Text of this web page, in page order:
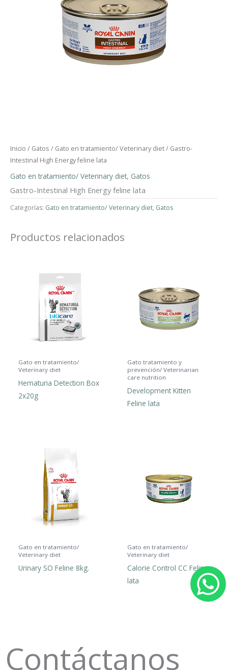
Inicio / Gatos / Gato en tratamiento/ Veterinary diet/ Gastro-
Intestinal High Energy feline lata
Gato en tratamiento/ Veterinary diet, Gatos
Gastro-Intestinal High Energy feline lata
Categorías: Gato en tratamiento/ Veterinary diet, Gatos
Productos relacionados
Gato en tratamiento/
Veterinary diet
Hematuria Detection Box
2x20g
Gato tratamiento y
prevención/ Veterinarian
care nutrition
Development Kitten
Feline lata
Gato en tratamiento/
Veterinary diet
Urinary SO Feline 8kg.
Gato en tratamiento/
Veterinary diet
Calorie Control CC Feline
lata
Contáctanos
h